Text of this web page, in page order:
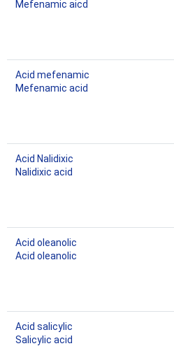
Mefenamic aicd
Acid mefenamic
Mefenamic acid
Acid Nalidixic
Nalidixic acid
Acid oleanolic
Acid oleanolic
Acid salicylic
Salicylic acid